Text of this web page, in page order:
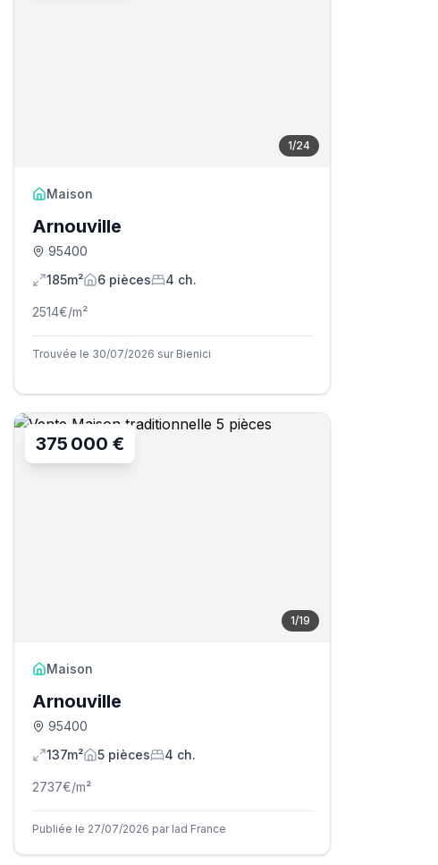
1/24
Maison
Arnouville
95400
185m²
6 pièces 4 ch.
2514€/m²
Trouvée le 30/07/2026 sur Bienici
1/19
375 000 €
Maison
Arnouville
95400
137m²
5 pièces 4 ch.
2737€/m²
Publiée le 27/07/2026 par Iad France